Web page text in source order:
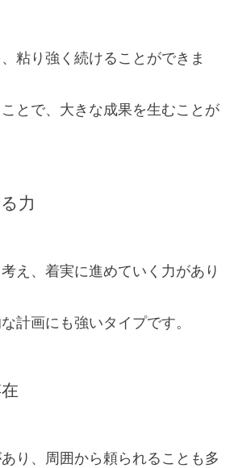
粘り強く続けることができま
とで、大きな成果を生むことが
力
え、着実に進めていく力があり
計画にも強いタイプです。
り、周囲から頼られることも多